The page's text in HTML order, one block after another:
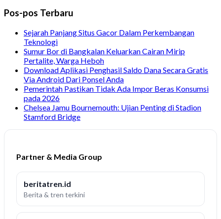
Pos-pos Terbaru
Sejarah Panjang Situs Gacor Dalam Perkembangan
Teknologi
Sumur Bor di Bangkalan Keluarkan Cairan Mirip
Pertalite, Warga Heboh
Download Aplikasi Penghasil Saldo Dana Secara Gratis
Via Android Dari Ponsel Anda
Pemerintah Pastikan Tidak Ada Impor Beras Konsumsi
pada 2026
Chelsea Jamu Bournemouth: Ujian Penting di Stadion
Stamford Bridge
Partner & Media Group
beritatren.id
Berita & tren terkini